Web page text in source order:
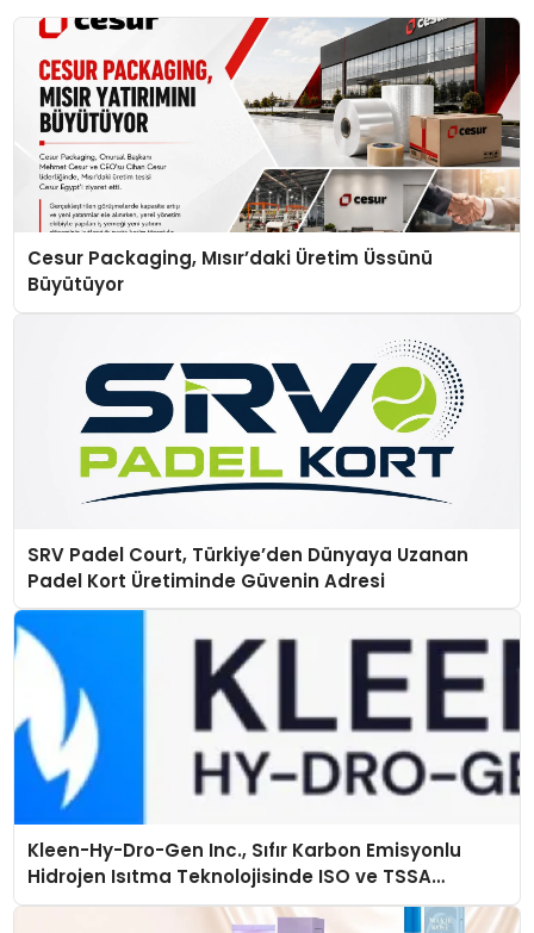
Cesur Packaging, Mısır’daki Üretim Üssünü
Büyütüyor
SRV Padel Court, Türkiye’den Dünyaya Uzanan
Padel Kort Üretiminde Güvenin Adresi
Kleen-Hy-Dro-Gen Inc., Sıfır Karbon Emisyonlu
Hidrojen Isıtma Teknolojisinde ISO ve TSSA
Düzenleyici Onaylarını Aldı